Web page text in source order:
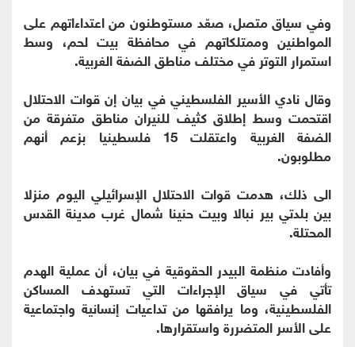
وفي سياق متصل، صعّد مستوطنون من اعتداءاتهم على
المواطنين وممتلكاتهم في محافظة بيت لحم، وسط
استمرار التوتر في مختلف مناطق الضفة الغربية.
وقال نادي الأسير الفلسطيني في بيان إن قوات الاحتلال
اقتحمت وسط إطلاق كثيف للنيران مناطق متفرقة من
الضفة الغربية واعتقلت 15 فلسطينيا بزعم أنهم
مطلوبون.
الى ذلك، هدمت قوات الاحتلال الإسرائيلي اليوم منزلا
بين بلدتي بير نبالا وبيت حنينا شمال غرب مدينة القدس
المحتلة.
وأفادت منظمة البيدر الحقوقية في بيان، أن عملية الهدم
تأتي في سياق الإجراءات التي تستهدف المساكن
الفلسطينية، وما يرافقها من تداعيات إنسانية واجتماعية
على الأسر المتضررة واستقرارها.